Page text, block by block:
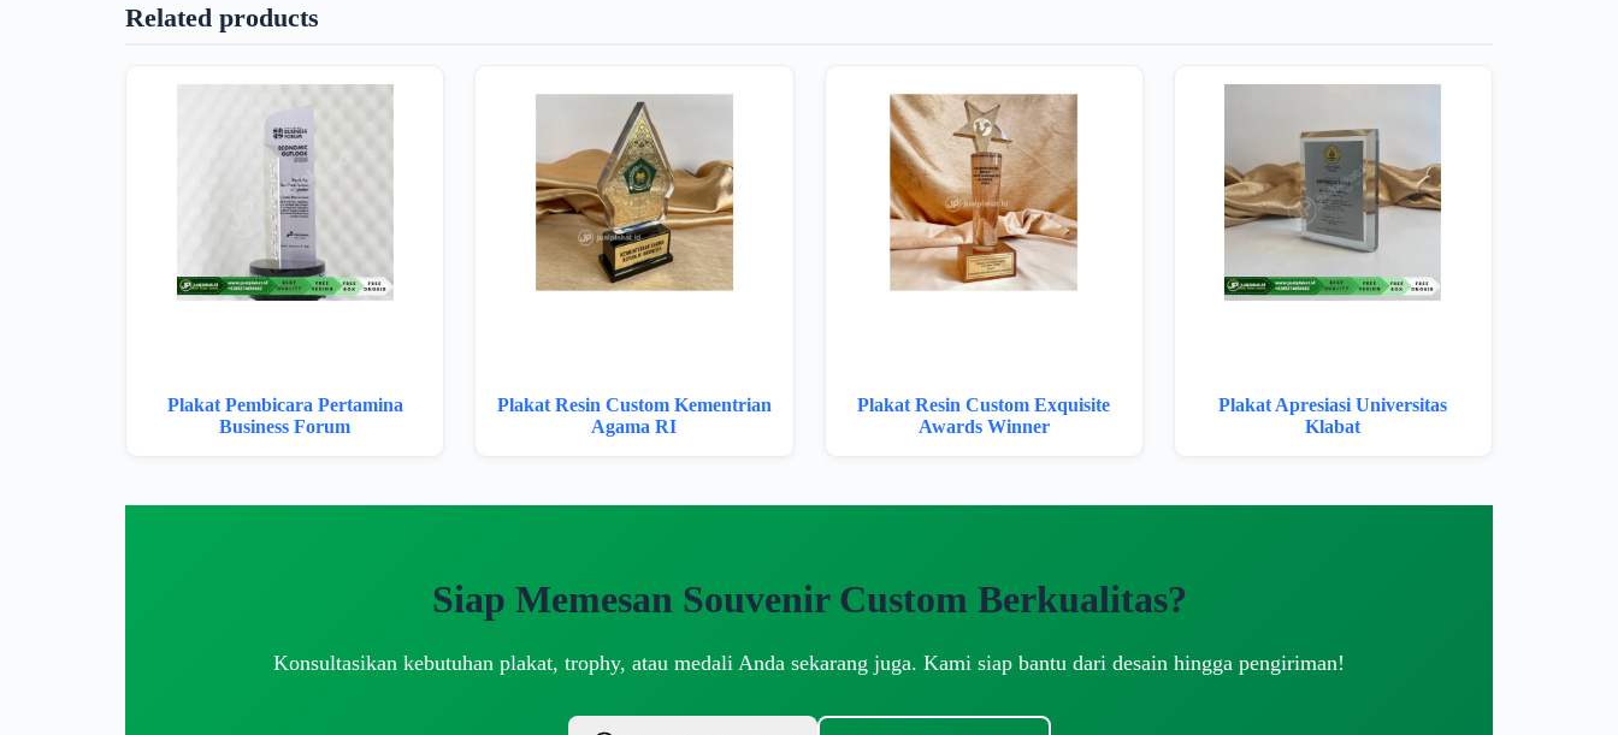
Related products
Plakat Pembicara Pertamina
Business Forum
Plakat Resin Custom Kementrian
Agama RI
Plakat Resin Custom Exquisite
Awards Winner
Plakat Apresiasi Universitas
Klabat
Siap Memesan Souvenir Custom Berkualitas?
Konsultasikan kebutuhan plakat, trophy, atau medali Anda sekarang juga. Kami siap bantu dari desain hingga pengiriman!